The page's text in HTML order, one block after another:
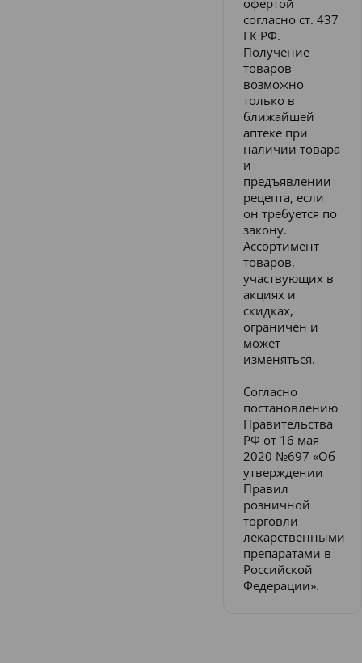
офертой
согласно ст. 437
ГК РФ.
Получение
товаров
возможно
только в
ближайшей
аптеке при
наличии товара
и
предъявлении
рецепта, если
он требуется по
закону.
Ассортимент
товаров,
участвующих в
акциях и
скидках,
ограничен и
может
изменяться.
Согласно
постановлению
Правительства
РФ от 16 мая
2020 №697 «Об
утверждении
Правил
розничной
торговли
лекарственными
препаратами в
Российской
Федерации».